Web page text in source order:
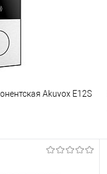
Akuvox E12S